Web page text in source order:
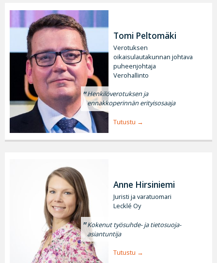
Tomi Peltomäki
Verotuksen
oikaisulautakunnan johtava
puheenjohtaja
Verohallinto
Henkilöverotuksen ja
ennakkoperinnän erityisosaaja
Tutustu
Anne Hirsiniemi
Juristi ja varatuomari
Lecklé Oy
Kokenut työsuhde- ja tietosuoja-
asiantuntija
Tutustu